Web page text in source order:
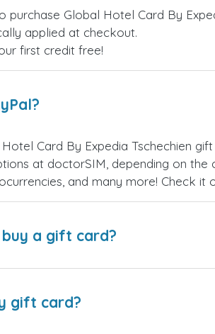
Global Hotel Card By
applied at checkout.
first credit free!
Card By Expedia Tschechien
at doctorSIM, depending on
and many more! Check
a gift card?
gift card?